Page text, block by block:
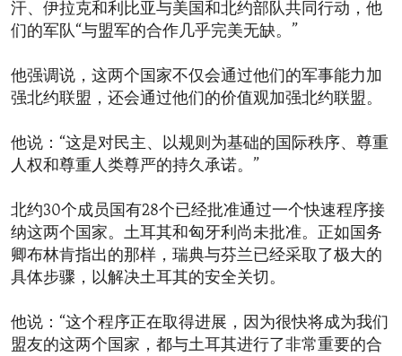
汗、伊拉克和利比亚与美国和北约部队共同行动，他
们的军队“与盟军的合作几乎完美无缺。”
他强调说，这两个国家不仅会通过他们的军事能力加
强北约联盟，还会通过他们的价值观加强北约联盟。
他说：“这是对民主、以规则为基础的国际秩序、尊重
人权和尊重人类尊严的持久承诺。”
北约30个成员国有28个已经批准通过一个快速程序接
纳这两个国家。土耳其和匈牙利尚未批准。正如国务
卿布林肯指出的那样，瑞典与芬兰已经采取了极大的
具体步骤，以解决土耳其的安全关切。
他说：“这个程序正在取得进展，因为很快将成为我们
盟友的这两个国家，都与土耳其进行了非常重要的合